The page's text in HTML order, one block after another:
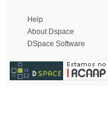
Help
About Dspace
DSpace Software